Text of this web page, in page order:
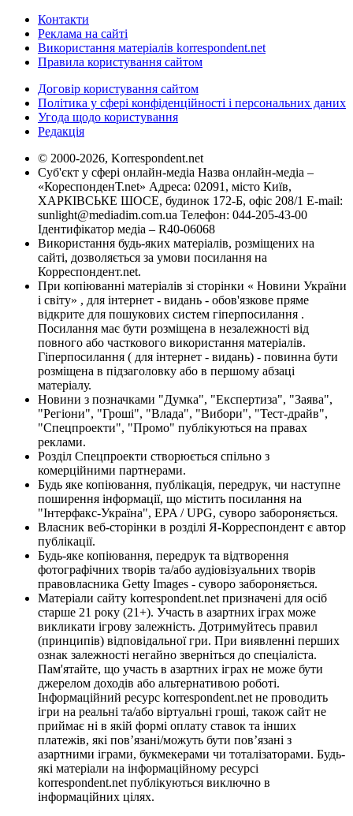
Контакти
Реклама на сайті
Використання матеріалів korrespondent.net
Правила користування сайтом
Договір користування сайтом
Політика у сфері конфіденційності і персональних даних
Угода щодо користування
Редакція
© 2000-2026, Korrespondent.net
Суб'єкт у сфері онлайн-медіа Назва онлайн-медіа –
«КореспонденТ.net» Адреса: 02091, місто Київ,
ХАРКІВСЬКЕ ШОСЕ, будинок 172-Б, офіс 208/1 E-mail:
sunlight@mediadim.com.ua Телефон: 044-205-43-00
Ідентифікатор медіа – R40-06068
Використання будь-яких матеріалів, розміщених на
сайті, дозволяється за умови посилання на
Корреспондент.net.
При копіюванні матеріалів зі сторінки « Новини України
і світу» , для інтернет - видань - обов'язкове пряме
відкрите для пошукових систем гіперпосилання .
Посилання має бути розміщена в незалежності від
повного або часткового використання матеріалів.
Гіперпосилання ( для інтернет - видань) - повинна бути
розміщена в підзаголовку або в першому абзаці
матеріалу.
Новини з позначками "Думка", "Експертиза", "Заява",
"Регіони", "Гроші", "Влада", "Вибори", "Тест-драйв",
"Спецпроекти", "Промо" публікуються на правах
реклами.
Розділ Спецпроекти створюється спільно з
комерційними партнерами.
Будь яке копіювання, публікація, передрук, чи наступне
поширення інформації, що містить посилання на
"Інтерфакс-Україна", EPA / UPG, суворо забороняється.
Власник веб-сторінки в розділі Я-Корреспондент є автор
публікації.
Будь-яке копіювання, передрук та відтворення
фотографічних творів та/або аудіовізуальних творів
правовласника Getty Images - суворо забороняється.
Матеріали сайту korrespondent.net призначені для осіб
старше 21 року (21+). Участь в азартних іграх може
викликати ігрову залежність. Дотримуйтесь правил
(принципів) відповідальної гри. При виявленні перших
ознак залежності негайно зверніться до спеціаліста.
Пам'ятайте, що участь в азартних іграх не може бути
джерелом доходів або альтернативою роботі.
Інформаційний ресурс korrespondent.net не проводить
ігри на реальні та/або віртуальні гроші, також сайт не
приймає ні в якій формі оплату ставок та інших
платежів, які пов’язані/можуть бути пов’язані з
азартними іграми, букмекерами чи тоталізаторами. Будь-
які матеріали на інформаційному ресурсі
korrespondent.net публікуються виключно в
інформаційних цілях.